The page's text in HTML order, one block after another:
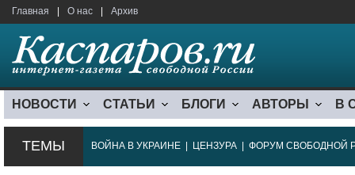
Главная О нас Архив
НОВОСТИ СТАТЬИ БЛОГИ АВТОРЫ В
ТЕМЫ ВОЙНА В УКРАИНЕ ЦЕНЗУРА ФОРУМ СВОБОДНОЙ